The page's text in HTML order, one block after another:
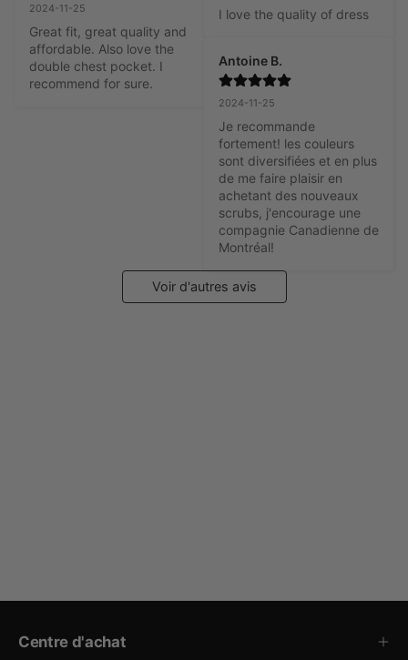
2024-11-25
Great fit, great quality and
affordable. Also love the
double chest pocket. I
recommend for sure.
I love the quality of dress
Antoine B.
2024-11-25
Je recommande
fortement! les couleurs
sont diversifiées et en plus
de me faire plaisir en
achetant des nouveaux
scrubs, j'encourage une
compagnie Canadienne de
Montréal!
Voir d'autres avis
Centre d'achat